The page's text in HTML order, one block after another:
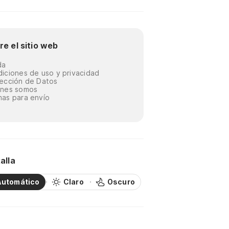
el sitio web
de uso y privacidad
de Datos
somos
para envío
Claro Oscuro